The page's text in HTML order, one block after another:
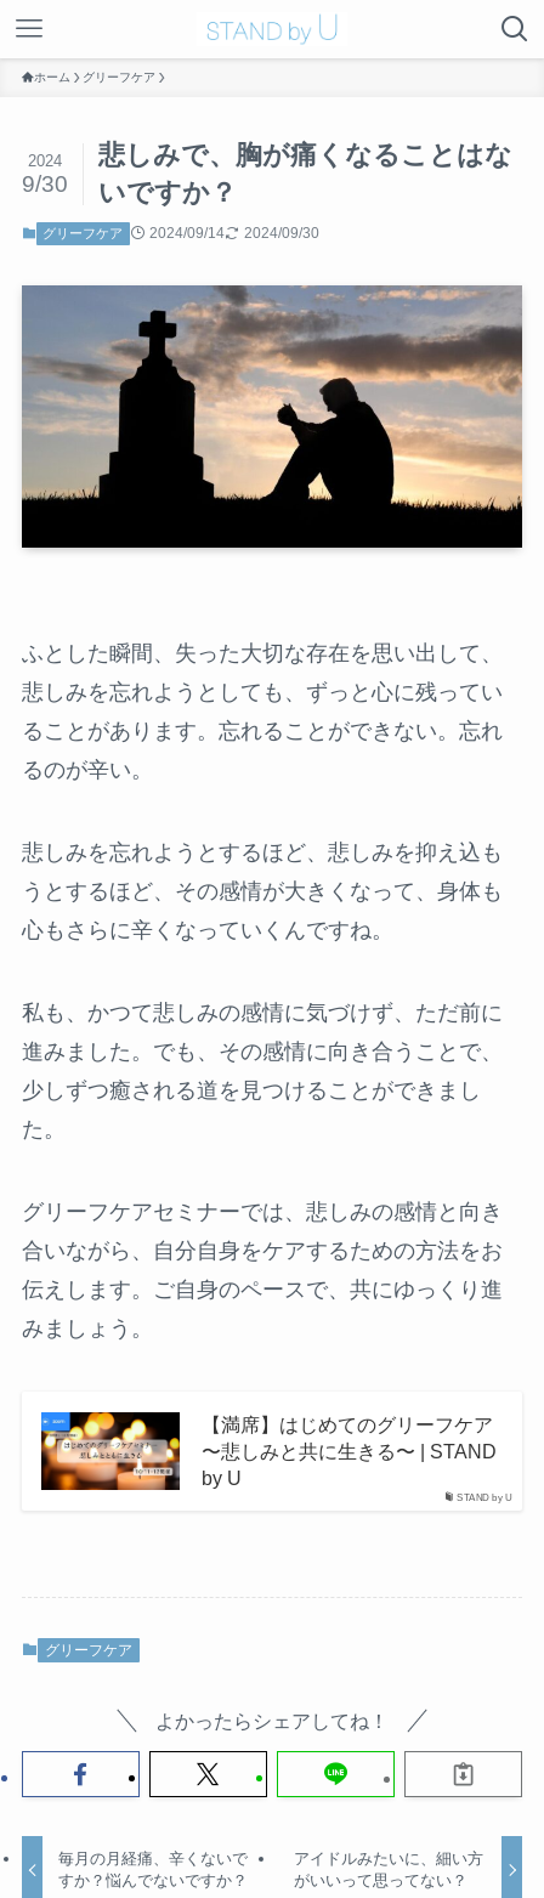
ホーム グリーフケア
悲しみで、胸が痛くなることはな
いですか？
2024
9/30
グリーフケア 2024/09/14 2024/09/30
ふとした瞬間、失った大切な存在を思い出して、
悲しみを忘れようとしても、ずっと心に残ってい
ることがあります。忘れることができない。忘れ
るのが辛い。
悲しみを忘れようとするほど、悲しみを抑え込も
うとするほど、その感情が大きくなって、身体も
心もさらに辛くなっていくんですね。
私も、かつて悲しみの感情に気づけず、ただ前に
進みました。でも、その感情に向き合うことで、
少しずつ癒される道を見つけることができまし
た。
グリーフケアセミナーでは、悲しみの感情と向き
合いながら、自分自身をケアするための方法をお
伝えします。ご自身のペースで、共にゆっくり進
みましょう。
STAND by U
【満席】はじめてのグリーフケア
〜悲しみと共に生きる〜 | STAND
by U
グリーフケア
よかったらシェアしてね！
毎月の月経痛、辛くないで
すか？悩んでないですか？
アイドルみたいに、細い方
がいいって思ってない？